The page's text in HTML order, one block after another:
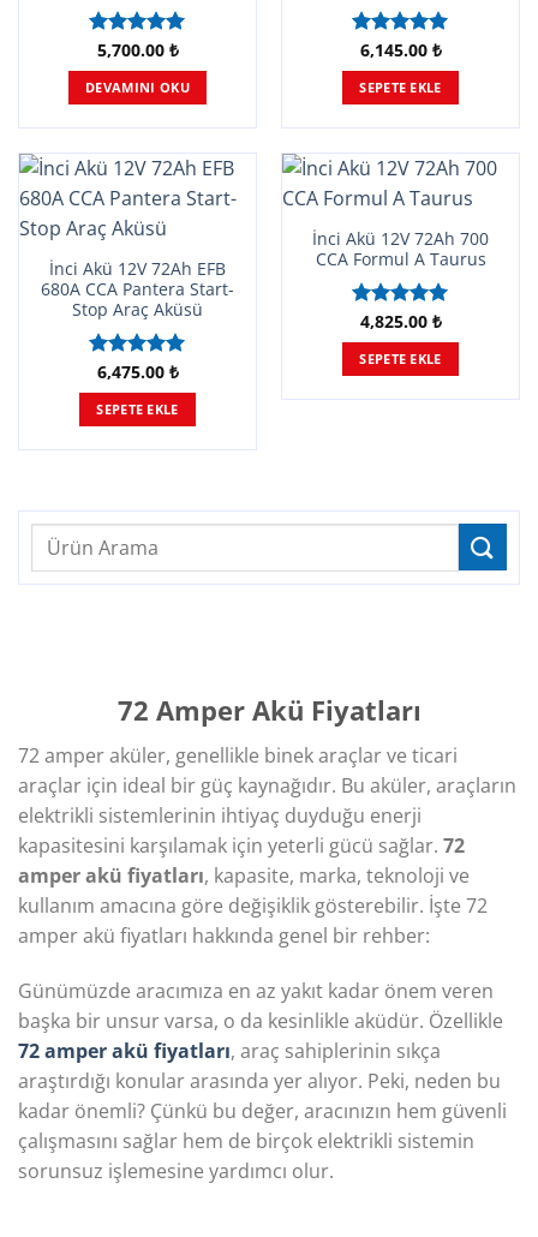
5 üzerinden
5.00oy
aldı
5,700.00 ₺
DEVAMINI OKU
5 üzerinden
5.00oy
aldı
6,145.00 ₺
SEPETE EKLE
İnci Akü 12V 72Ah EFB
680A CCA Pantera Start-
Stop Araç Aküsü
5 üzerinden
5.00oy
aldı
6,475.00 ₺
SEPETE EKLE
İnci Akü 12V 72Ah 700
CCA Formul A Taurus
5 üzerinden
5.00oy
aldı
4,825.00 ₺
SEPETE EKLE
Ara:
72 Amper Akü Fiyatları
72 amper aküler, genellikle binek araçlar ve ticari
araçlar için ideal bir güç kaynağıdır. Bu aküler, araçların
elektrikli sistemlerinin ihtiyaç duyduğu enerji
kapasitesini karşılamak için yeterli gücü sağlar. 72
amper akü fiyatları, kapasite, marka, teknoloji ve
kullanım amacına göre değişiklik gösterebilir. İşte 72
amper akü fiyatları hakkında genel bir rehber:
Günümüzde aracımıza en az yakıt kadar önem veren
başka bir unsur varsa, o da kesinlikle aküdür. Özellikle
72 amper akü fiyatları, araç sahiplerinin sıkça
araştırdığı konular arasında yer alıyor. Peki, neden bu
kadar önemli? Çünkü bu değer, aracınızın hem güvenli
çalışmasını sağlar hem de birçok elektrikli sistemin
sorunsuz işlemesine yardımcı olur.